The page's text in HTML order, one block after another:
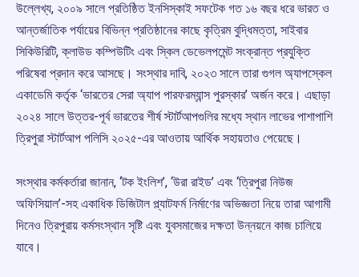
উল্লেখ্য, ২০০৯ সালে প্রতিষ্ঠিত ইনসিস্কাই সফটেক গত ১৬ বছর ধরে ভারত ও
আন্তর্জাতিক পর্যায়ের বিভিন্ন প্রতিষ্ঠানের কাছে কৃত্রিম বুদ্ধিমত্তা, সাইবার
সিকিউরিটি, ক্লাউড কম্পিউটিং এবং স্কিল ডেভেলপমেন্ট সংক্রান্ত প্রযুক্তি
পরিষেবা প্রদান করে আসছে। সংস্থার দাবি, ২০২৩ সালে তারা গুগল অ্যাপস্কেল
একাডেমি কর্তৃক ‘ভারতের সেরা অ্যাপ পারফরম্যান্স পুরস্কার’ অর্জন করে। এছাড়া
২০২৪ সালে উত্তর-পূর্ব ভারতের শীর্ষ স্টার্টআপগুলির মধ্যে স্থান লাভের পাশাপাশি
ত্রিপুরা স্টার্টআপ পলিসি ২০২৫-এর আওতায় আর্থিক সহায়তাও পেয়েছে।
সংস্থার কর্মকর্তারা জানান, ‘টক ইংলিশ’, ‘উরা রাইড’ এবং ‘ত্রিপুরা নিউজ
অফিসিয়াল’-সহ একাধিক ডিজিটাল প্ল্যাটফর্ম নির্মাণের অভিজ্ঞতা নিয়ে তারা আগামী
দিনেও ত্রিপুরায় কর্মসংস্থান সৃষ্টি এবং যুবসমাজের দক্ষতা উন্নয়নে কাজ চালিয়ে
যাবে।